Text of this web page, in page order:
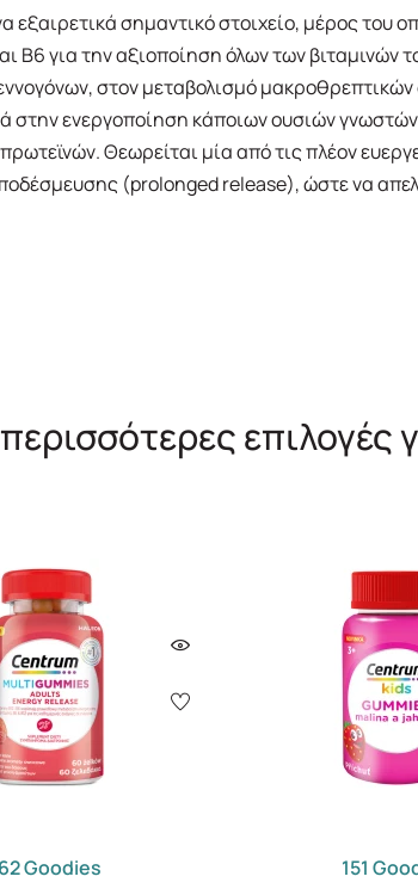
εξαιρετικά σημαντικό στοιχείο, μέρος του
Β6 για την αξιοποίηση όλων των
στον μεταβολισμό μακροθρεπτικών
ενεργοποίηση κάποιων ουσιών
Θεωρείται μία από τις πλέον
(prolonged release), ώστε να
επιλογές
Goodies 151